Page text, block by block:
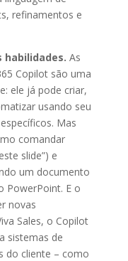
refinamentos e
habilidades. As
Copilot são uma
ele já pode criar,
usando seu
Mas
comandar
slide”) e
um documento
PowerPoint. E o
novas
Sales, o Copilot
sistemas de
do cliente – como